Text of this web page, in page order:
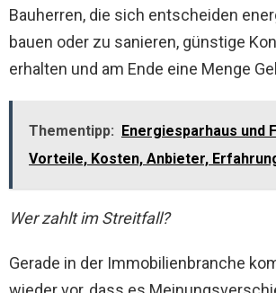
Bauherren, die sich entscheiden
bauen oder zu sanieren, günstige
erhalten und am Ende eine Menge
Thementipp: Energiesparhaus und
Vorteile, Kosten, Anbieter,
Wer zahlt im Streitfall?
Gerade in der Immobilienbranche